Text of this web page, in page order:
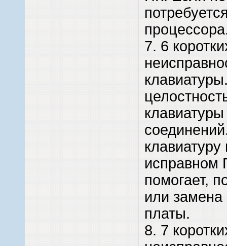
7. 6
исправном
помогает,
или замена
платы.
8. 7